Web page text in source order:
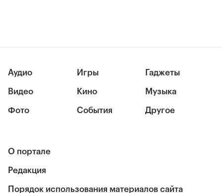
Аудио
Видео
Фото
Игры
Кино
События
Гаджеты
Музыка
Другое
О портале
Редакция
Порядок использования материалов сайта